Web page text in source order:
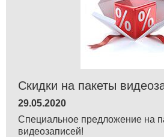
Скидки на пакеты
29.05.2020
Специальное предложение на
видеозаписей!